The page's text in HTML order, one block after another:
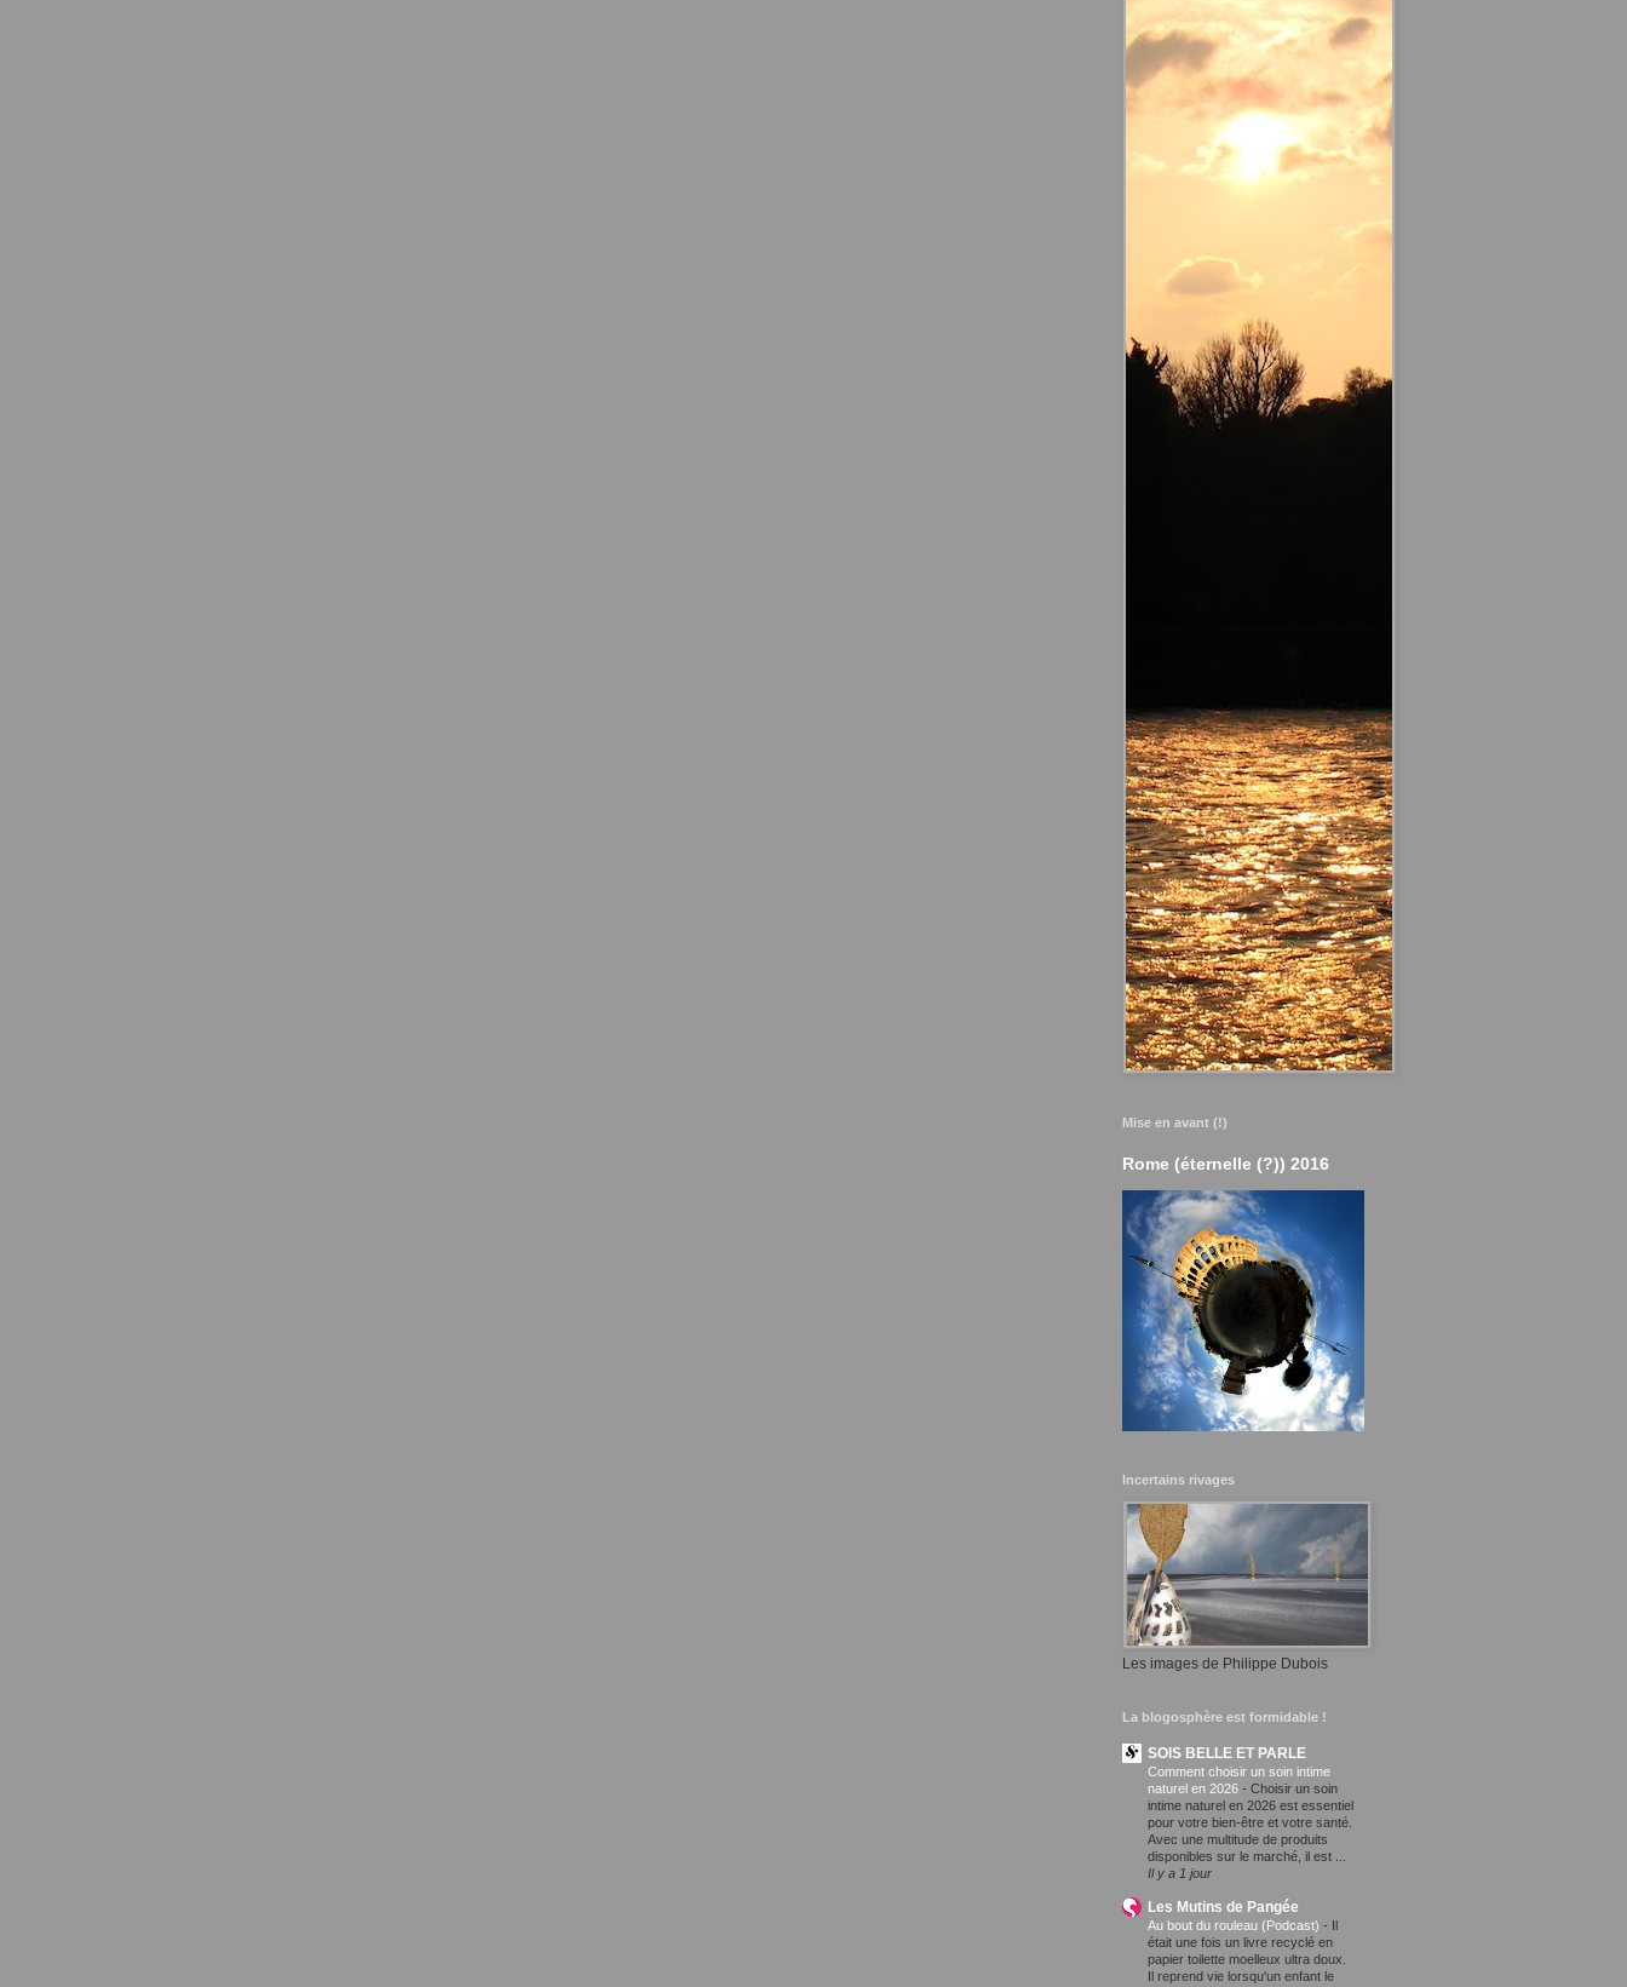
Mise en avant (!)
Rome (éternelle (?)) 2016
Incertains rivages
Les images de Philippe Dubois
La blogosphère est formidable !
SOIS BELLE ET PARLE
Comment choisir un soin intime
naturel en 2026 - Choisir un soin
intime naturel en 2026 est essentiel
pour votre bien-être et votre santé.
Avec une multitude de produits
disponibles sur le marché, il est ...
Il y a 1 jour
Les Mutins de Pangée
Au bout du rouleau (Podcast) - Il
était une fois un livre recyclé en
papier toilette moelleux ultra doux.
Il reprend vie lorsqu'un enfant le